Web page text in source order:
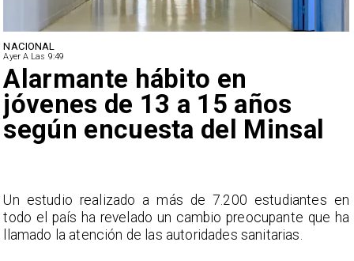
NACIONAL
Ayer A Las 9:49
Alarmante hábito en
jóvenes de 13 a 15 años
según encuesta del Minsal
Un estudio realizado a más de 7.200 estudiantes en
todo el país ha revelado un cambio preocupante que ha
llamado la atención de las autoridades sanitarias.